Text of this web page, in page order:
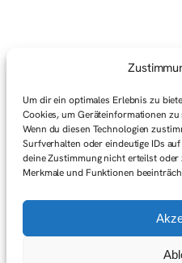
Um dir ein optimales Erlebnis zu
Cookies, um Geräteinformationen
Wenn du diesen Technologien
Surfverhalten oder eindeutige IDs
deine Zustimmung nicht erteilst
Merkmale und Funktionen
Wir hätten Vey
(Gedanken zum